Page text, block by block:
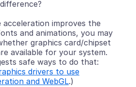
acceleration improves the
and animations, you may
graphics card/chipset
available for your system.
safe ways to do that:
drivers to use
and WebGL